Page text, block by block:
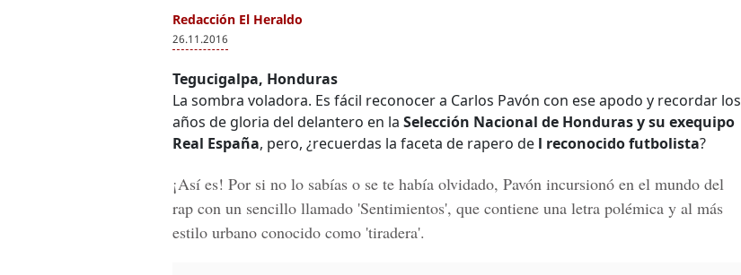
Redacción El Heraldo
26.11.2016
Tegucigalpa, Honduras
La sombra voladora. Es fácil reconocer a Carlos Pavón con ese apodo y recordar los
años de gloria del delantero en la Selección Nacional de Honduras y su exequipo
Real España, pero, ¿recuerdas la faceta de rapero de l reconocido futbolista?
¡Así es! Por si no lo sabías o se te había olvidado, Pavón incursionó en el mundo del
rap con un sencillo llamado 'Sentimientos', que contiene una letra polémica y al más
estilo urbano conocido como 'tiradera'.